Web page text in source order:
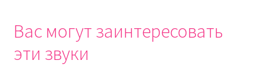
Вас могут заинтересовать
эти звуки